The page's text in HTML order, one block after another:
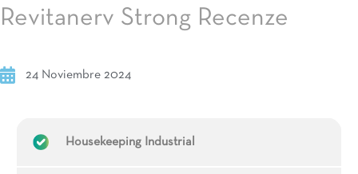
Revitanerv Strong Recenze
24 Noviembre 2024
Housekeeping Industrial